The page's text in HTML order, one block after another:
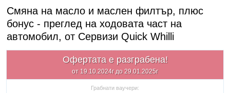
Смяна на масло и маслен филтър, плюс
бонус - преглед на ходовата част на
автомобил, от Сервизи Quick Whilli
Офертата е разграбена!
от 19.10.2024г до 29.01.2025г
Грабнати ваучери: